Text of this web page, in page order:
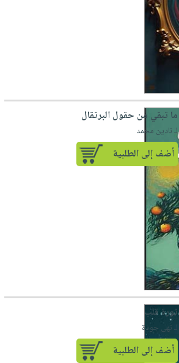
ما تبقي من حقول البرتقال
لـ نادين محمد
أضف إلى الطلبية
ثورة قلب
لـ نهى جودة
أضف إلى الطلبية